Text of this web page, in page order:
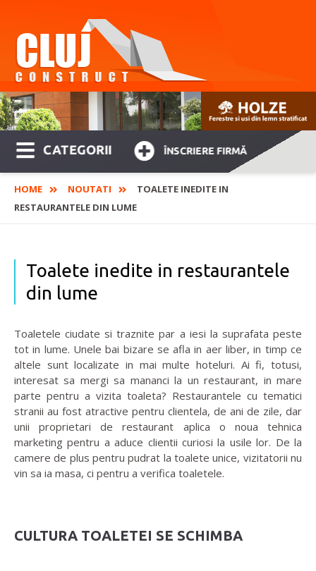
CATEGORII ÎNSCRIERE FIRMĂ
HOME NOUTATI
TOALETE INEDITE IN
RESTAURANTELE DIN LUME
Toalete inedite in restaurantele
din lume
Toaletele ciudate si traznite par a iesi la suprafata peste
tot in lume. Unele bai bizare se afla in aer liber, in timp ce
altele sunt localizate in mai multe hoteluri. Ai fi, totusi,
interesat sa mergi sa mananci la un restaurant, in mare
parte pentru a vizita toaleta? Restaurantele cu tematici
stranii au fost atractive pentru clientela, de ani de zile, dar
unii proprietari de restaurant aplica o noua tehnica
marketing pentru a aduce clientii curiosi la usile lor. De la
camere de plus pentru pudrat la toalete unice, vizitatorii nu
vin sa ia masa, ci pentru a verifica toaletele.
CULTURA TOALETEI SE SCHIMBA